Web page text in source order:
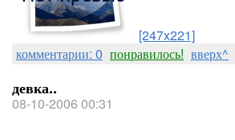
[247x221]
комментарии: 0 понравилось! вверх^
девка..
08-10-2006 00:31